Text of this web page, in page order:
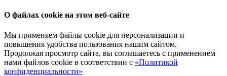
О файлах cookie на этом веб-сайте
Мы применяем файлы cookie для персонализации и
повышения удобства пользования нашим сайтом.
Продолжая просмотр сайта, вы соглашаетесь с применением
нами файлов cookie в соответствии с «Политикой
конфиденциальности»